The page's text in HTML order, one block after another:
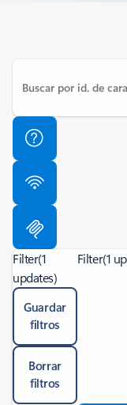
Filter(1
updates)
Guardar
filtros
Borrar
filtros
Filter(1